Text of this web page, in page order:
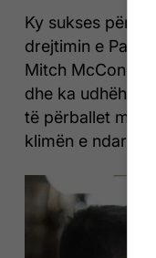
Ky sukses për
drejtimin e
Mitch
dhe ka
të përballet me
klimën e ndarë